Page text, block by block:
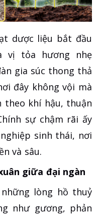
dược liệu bắt đầu
vị tỏa hương nhẹ
gia súc thong thả
đây không vội mà
theo khí hậu, thuận
sự chậm rãi ấy
sinh thái, nơi
và sâu.
giữa đại ngàn
lòng hồ thuỷ
như gương, phản